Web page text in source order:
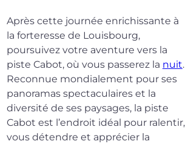
Après cette journée enrichissante à
la forteresse de Louisbourg,
poursuivez votre aventure vers la
piste Cabot, où vous passerez la nuit.
Reconnue mondialement pour ses
panoramas spectaculaires et la
diversité de ses paysages, la piste
Cabot est l’endroit idéal pour ralentir,
vous détendre et apprécier la